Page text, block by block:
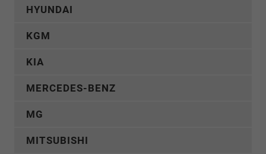
HYUNDAI
KGM
KIA
MERCEDES-BENZ
MG
MITSUBISHI